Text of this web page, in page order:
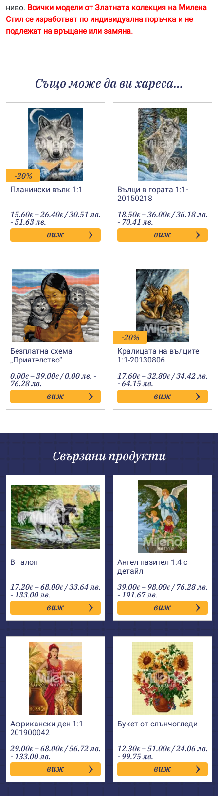
ниво. Всички модели от Златната колекция на Милена
Стил се изработват по индивидуална поръчка и не
подлежат на връщане или замяна.
Също може да ви хареса…
-20%
Планински вълк 1:1
15.60€ –26.40€Price
range:
15.60€
through
26.40€
/ 30.51 лв.
- 51.63 лв.
виж
Вълци в гората 1:1-
20150218
18.50€ –36.00€Price
range:
18.50€
through
36.00€
/ 36.18 лв.
- 70.41 лв.
виж
Безплатна схема
„Приятелство“
0.00€ –39.00€Price
range:
0.00€
through
39.00€
/ 0.00 лв. -
76.28 лв.
виж
-20%
Кралицата на вълците
1:1-20130806
17.60€ –32.80€Price
range:
17.60€
through
32.80€
/ 34.42 лв.
- 64.15 лв.
виж
Свързани продукти
В галоп
17.20€ –68.00€Price
range:
17.20€
through
68.00€
/ 33.64 лв.
- 133.00 лв.
виж
Ангел пазител 1:4 с
детайл
39.00€ – 98.00€Price
range:
39.00€
through
98.00€
/ 76.28 лв.
- 191.67 лв.
виж
Африкански ден 1:1-
201900042
29.00€ –68.00€Price
range:
29.00€
through
68.00€
/ 56.72 лв.
- 133.00 лв.
виж
Букет от слънчогледи
12.30€ –51.00€Price
range:
12.30€
through
51.00€
/ 24.06 лв.
- 99.75 лв.
виж